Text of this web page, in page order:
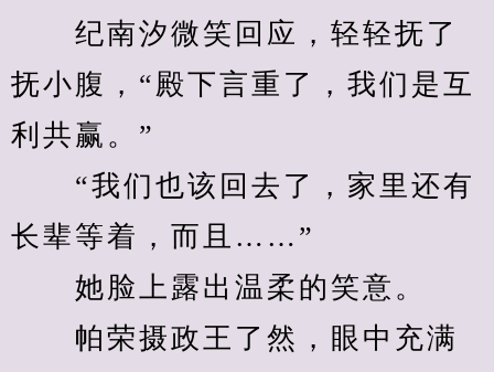
纪南汐微笑回应，轻轻抚了
抚小腹，“殿下言重了，我们是互
利共赢。”
“我们也该回去了，家里还有
长辈等着，而且……”
她脸上露出温柔的笑意。
帕荣摄政王了然，眼中充满